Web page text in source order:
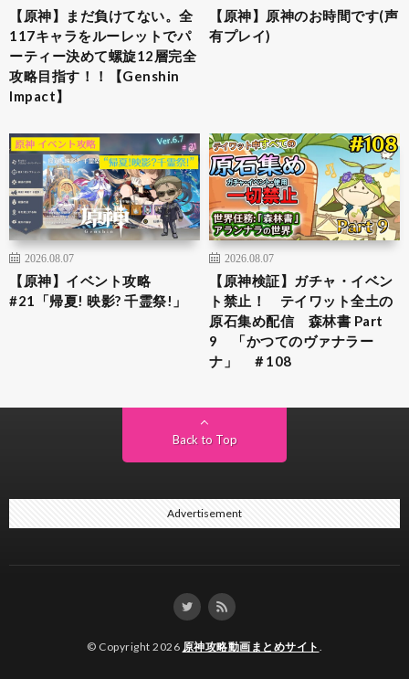
【原神】まだ負けてない。全
117キャラをルーレットでパ
ーティー決めて螺旋12層完全
攻略目指す！！【Genshin
Impact】
【原神】原神のお時間です(声
有プレイ)
2026.08.07
【原神】イベント攻略
#21「帰夏! 映影? 千霊祭!」
2026.08.07
【原神検証】ガチャ・イベン
ト禁止！ テイワット全土の
原石集め配信 森林書 Part
9 「かつてのヴァナラー
ナ」 ＃108
Back to Top
Advertisement
© Copyright 2026 原神攻略動画まとめサイト .